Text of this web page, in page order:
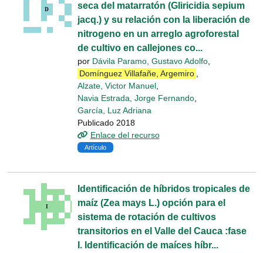
seca del matarratón (Gliricidia sepium
jacq.) y su relación con la liberación de
nitrogeno en un arreglo agroforestal
de cultivo en callejones co...
por Dávila Paramo, Gustavo Adolfo
Domínguez Villafañe, Argemiro
Alzate, Victor Manuel
Navia Estrada, Jorge Fernando
García, Luz Adriana
Publicado 2018
Enlace del recurso
Artículo
Identificación de híbridos tropicales de
maíz (Zea mays L.) opción para el
sistema de rotación de cultivos
transitorios en el Valle del Cauca :fase
I. Identificación de maíces híbr...